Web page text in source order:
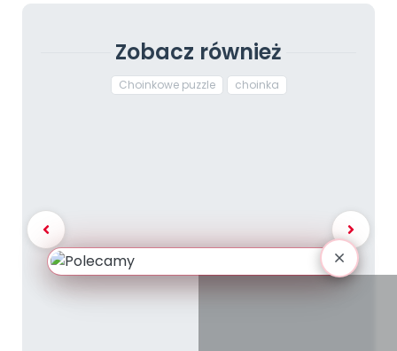
Zobacz również
Choinkowe puzzle choinka